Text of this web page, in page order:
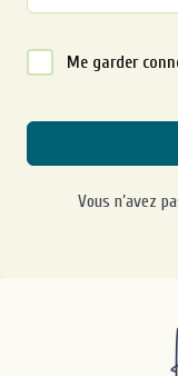
Alternative:Me garder
Vous n’avez